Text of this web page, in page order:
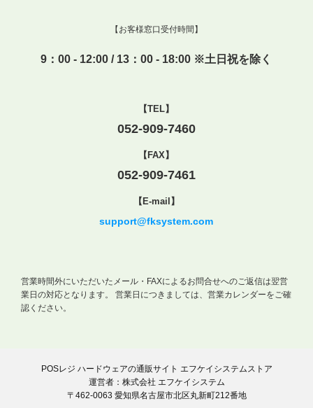
【お客様窓口受付時間】
9：00 - 12:00 / 13：00 - 18:00 ※土日祝を除く
【TEL】
052-909-7460
【FAX】
052-909-7461
【E-mail】
support@fksystem.com
営業時間外にいただいたメール・FAXによるお問合せへのご返信は翌営
業日の対応となります。
営業日につきましては、営業カレンダーをご確
認ください。
POSレジ ハードウェアの通販サイト エフケイシステムストア
運営者：株式会社 エフケイシステム
〒462-0063 愛知県名古屋市北区丸新町212番地